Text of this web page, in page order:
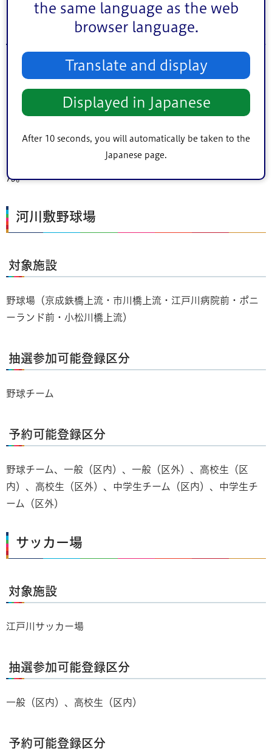
the same language as the web
browser language.
Translate and display
Displayed in Japanese
After 10 seconds, you will automatically be taken to the
Japanese page.
予約可能登録区分
一般（区内）、一般（区外）、高校生（区内）、高校生
生チーム（区外）、小学生チーム（区内）、小学生チーム
（区外）
注釈：ただし、バスケットボールコートについては小学生
チーム・小学生のみでの予約・利用をすることができませ
ん。
河川敷野球場
対象施設
野球場（京成鉄橋上流・市川橋上流・江戸川病院前・ポニ
ーランド前・小松川橋上流）
抽選参加可能登録区分
野球チーム
予約可能登録区分
野球チーム、一般（区内）、一般（区外）、高校生（区
内）、高校生（区外）、中学生チーム（区内）、中学生チ
ーム（区外）
サッカー場
対象施設
江戸川サッカー場
抽選参加可能登録区分
一般（区内）、高校生（区内）
予約可能登録区分